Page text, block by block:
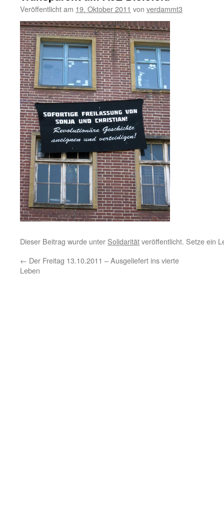
Veröffentlicht am 19. Oktober 2011 von verdammt3
Dieser Beitrag wurde unter Solidaritätveröffentlicht. Setze ein
← Der Freitag 13.10.2011 – Ausgeliefert ins vierte
Leben